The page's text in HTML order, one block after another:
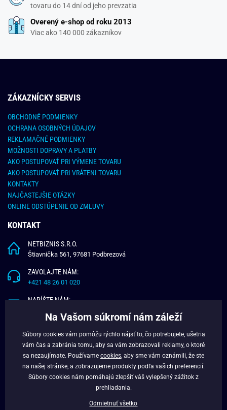
tovaru do 14 dní od jeho prevzatia
Overený e-shop od roku 2013
Viac ako 140 000 zákazníkov
ZÁKAZNÍCKY SERVIS
OBCHODNÉ PODMIENKY
OCHRANA OSOBNÝCH ÚDAJOV
REKLAMAČNÉ PODMIENKY
MOŽNOSTI DOPRAVY A PLATBY
AKO POSTUPOVAŤ PRI VÝMENE TOVARU
AKO POSTUPOVAŤ PRI VRÁTENI TOVARU
KONTAKTY
NAJČASTEJŠIE OTÁZKY
ONLINE ODSTÚPENIE OD ZMLUVY
KONTAKT
NETBIZNIS S.R.O.
Štiavnička 561, 97681 Podbrezová
ZAVOLAJTE NÁM:
+421 48 26 01 020
NAPÍŠTE NÁM:
O NÁS
VERNOSTNÝ PROGRAM
BLOG
Na Vašom súkromí nám záleží
Súbory cookies vám pomôžu rýchlo nájsť to, čo potrebujete, ušetria
vám čas a zabránia tomu, aby sa vám zobrazovali reklamy, o ktoré
sa nezaujímate. Používame cookies , aby sme vám oznámili, že ste
na našej stránke, a zobrazujeme produkty podľa vašich preferencií.
Súbory cookies nám pomáhajú zlepšiť váš vylepšený zážitok z
prehliadania.
Odmietnuť všetko